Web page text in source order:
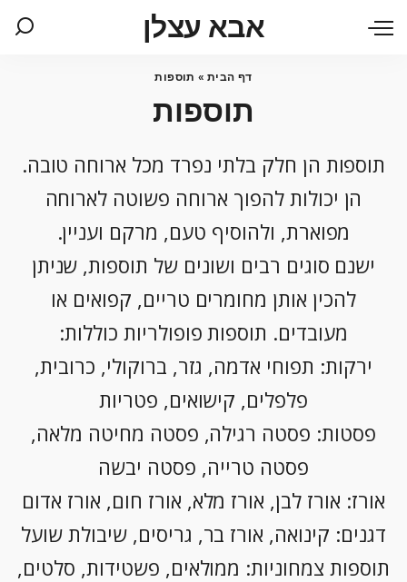
אבא עצלן
דף הבית » תוספות
תוספות
תוספות הן חלק בלתי נפרד מכל ארוחה טובה.
הן יכולות להפוך ארוחה פשוטה לארוחה
מפוארת, ולהוסיף טעם, מרקם ועניין.
ישנם סוגים רבים ושונים של תוספות, שניתן
להכין אותן מחומרים טריים, קפואים או
מעובדים. תוספות פופולריות כוללות:
ירקות: תפוחי אדמה, גזר, ברוקולי, כרובית,
פלפלים, קישואים, פטריות
פסטות: פסטה רגילה, פסטה מחיטה מלאה,
פסטה טרייה, פסטה יבשה
אורז: אורז לבן, אורז מלא, אורז חום, אורז אדום
דגנים: קינואה, אורז בר, גריסים, שיבולת שועל
תוספות צמחוניות: ממולאים, פשטידות, סלטים,